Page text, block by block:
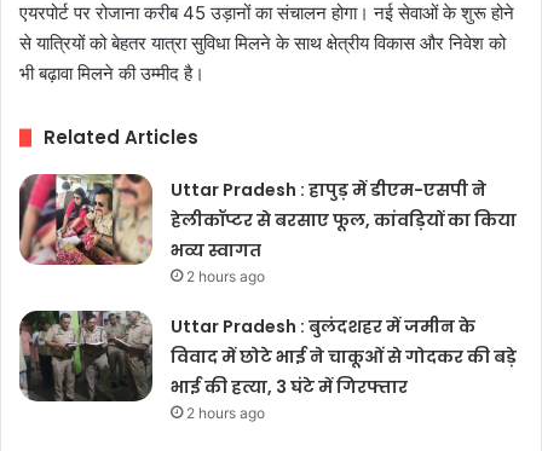
एयरपोर्ट पर रोजाना करीब 45 उड़ानों का संचालन होगा। नई सेवाओं के शुरू होने
से यात्रियों को बेहतर यात्रा सुविधा मिलने के साथ क्षेत्रीय विकास और निवेश को
भी बढ़ावा मिलने की उम्मीद है।
Related Articles
Uttar Pradesh : हापुड़ में डीएम-एसपी ने
हेलीकॉप्टर से बरसाए फूल, कांवड़ियों का किया
भव्य स्वागत
2 hours ago
Uttar Pradesh : बुलंदशहर में जमीन के
विवाद में छोटे भाई ने चाकूओं से गोदकर की बड़े
भाई की हत्या, 3 घंटे में गिरफ्तार
2 hours ago